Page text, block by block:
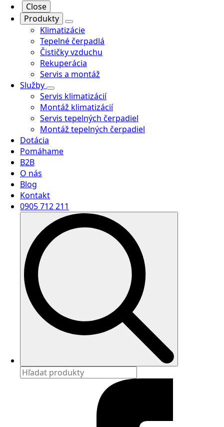
Close
Produkty
Klimatizácie
Tepelné čerpadlá
Čističky vzduchu
Rekuperácia
Servis a montáž
Služby
Servis klimatizácií
Montáž klimatizácií
Servis tepelných čerpadiel
Montáž tepelných čerpadiel
Dotácia
Pomáhame
B2B
O nás
Blog
Kontakt
0905 712 211
Search